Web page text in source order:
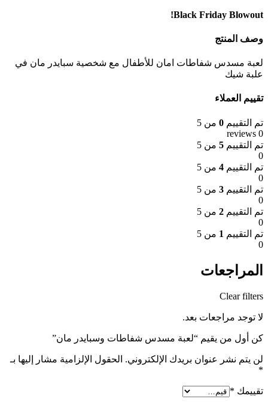
Black Friday Blowout!
وصف المنتج
لعبة مسدس شفاطات امان للأطفال مع شخصية سبايدر مان في
علبة شيك
تقييم العملاء
تم التقييم 0 من 5
0 reviews
تم التقييم 5 من 5
0
تم التقييم 4 من 5
0
تم التقييم 3 من 5
0
تم التقييم 2 من 5
0
تم التقييم 1 من 5
0
المراجعات
Clear filters
لا توجد مراجعات بعد.
كن أول من يقيم “لعبة مسدس شفاطات وسبايدر مان”
لن يتم نشر عنوان بريدك الإلكتروني. الحقول الإلزامية مشار إليها بـ
*
تقييمك *